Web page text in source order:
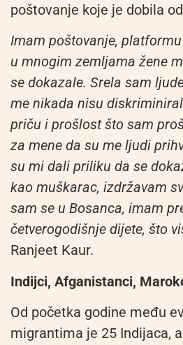
poštovanje koje je dobila
Imam poštovanje,
u mnogim zemljama žene
se dokazale. Srela sam
me nikada nisu
priču i prošlost što sam
za mene da su me ljudi
su mi dali priliku da se
kao muškarac, izdržavam
sam se u Bosanca, imam
četverogodišnje dijete, što
Ranjeet Kaur.
Indijci, Afganistanci,
Od početka godine među
migrantima je 25 Indijaca,